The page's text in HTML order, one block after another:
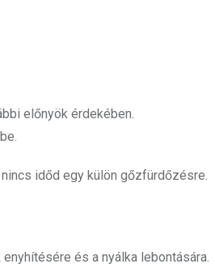
előnyök érdekében.
időd egy külön gőzfürdőzésre.
és a nyálka lebontására.